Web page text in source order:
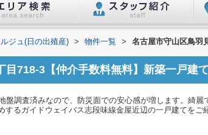
ジュ(日の出殖産) > 物件一覧 > 名古屋市守山区鳥羽
目718-3【仲介手数料無料】新築一戸建て
盤調査済みなので、防災面での安心感が増します。綺
するガイドウェイバス志段味線金屋近辺の一戸建てを